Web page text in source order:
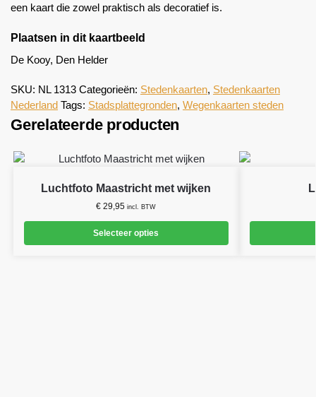
een kaart die zowel praktisch als decoratief is.
Plaatsen in dit kaartbeeld
De Kooy, Den Helder
SKU: NL 1313 Categorieën: Stedenkaarten, Stedenkaarten
Nederland Tags: Stadsplattegronden, Wegenkaarten steden
Gerelateerde producten
Luchtfoto Maastricht met wijken
€ 29,95 incl. BTW
Selecteer opties